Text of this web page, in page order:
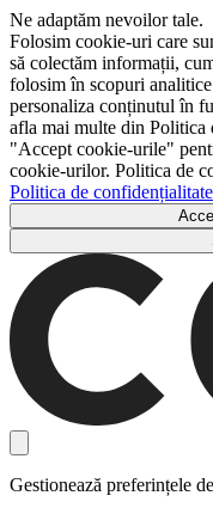
Ne adaptăm nevoilor tale.
Folosim cookie-uri care
să colectăm informații,
folosim în scopuri
personaliza conținutul în
afla mai multe din Politica
"Accept cookie-urile"
cookie-urilor. Politica de
Politica de confidențialitate
Gestionează preferințele